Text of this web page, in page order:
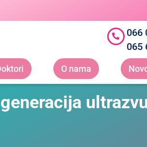
066
065
O nama